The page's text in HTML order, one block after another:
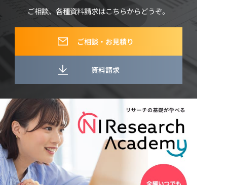
ご相談、各種資料請求はこちらからどうぞ。
ご相談・お見積り
資料請求